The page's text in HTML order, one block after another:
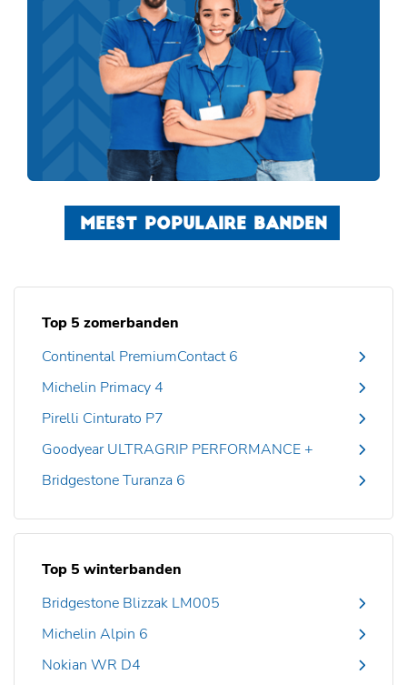
MEEST POPULAIRE BANDEN
Top 5 zomerbanden
Continental PremiumContact 6
Michelin Primacy 4
Pirelli Cinturato P7
Goodyear ULTRAGRIP PERFORMANCE +
Bridgestone Turanza 6
Top 5 winterbanden
Bridgestone Blizzak LM005
Michelin Alpin 6
Nokian WR D4